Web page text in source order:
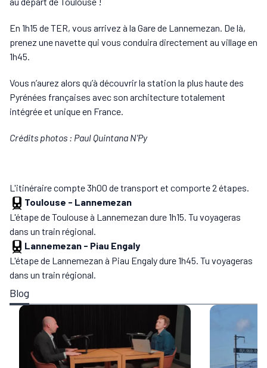
En 1h15 de TER, vous arrivez à la Gare de Lannemezan. De là,
prenez une navette qui vous conduira directement au village en
1h45.
Vous n’aurez alors qu’à découvrir la station la plus haute des
Pyrénées françaises avec son architecture totalement
intégrée et unique en France.
Crédits photos : Paul Quintana N'Py
L'itinéraire compte 3h00 de transport et comporte 2 étapes.
Toulouse - Lannemezan
L'étape de Toulouse à Lannemezan dure 1h15. Tu voyageras
dans un train régional.
Lannemezan - Piau Engaly
L'étape de Lannemezan à Piau Engaly dure 1h45. Tu voyageras
dans un train régional.
Blog